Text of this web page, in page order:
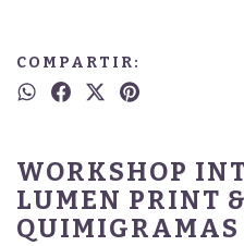
COMPARTIR:
WORKSHOP
LUMEN PRINT &
QUIMIGRAMAS